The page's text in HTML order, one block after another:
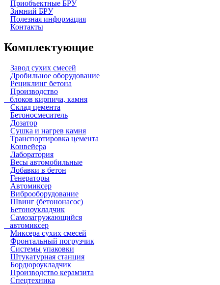
Приобъектные БРУ
Зимний БРУ
Полезная информация
Контакты
Комплектующие
Завод сухих смесей
Дробильное оборудование
Рециклинг бетона
Производство
блоков кирпича, камня
Склад цемента
Бетоносмеситель
Дозатор
Сушка и нагрев камня
Транспортировка цемента
Конвейера
Лаборатория
Весы автомобильные
Добавки в бетон
Генераторы
Автомиксер
Виброоборудование
Швинг (бетононасос)
Бетоноукладчик
Самозагружающийся
автомиксер
Миксера сухих смесей
Фронтальный погрузчик
Системы упаковки
Штукатурная станция
Бордюроукладчик
Производство керамзита
Спецтехника